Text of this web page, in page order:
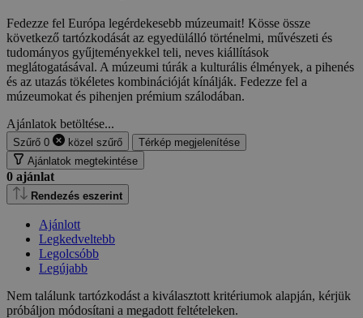
Fedezze fel Európa legérdekesebb múzeumait! Kösse össze
következő tartózkodását az egyedülálló történelmi, művészeti és
tudományos gyűjteményekkel teli, neves kiállítások
meglátogatásával. A múzeumi túrák a kulturális élmények, a pihenés
és az utazás tökéletes kombinációját kínálják. Fedezze fel a
múzeumokat és pihenjen prémium szálodában.
Ajánlatok betöltése...
Szűrő 0 közel szűrő
Térkép megjelenítése
Ajánlatok megtekintése
0 ajánlat
Rendezés eszerint
Ajánlott
Legkedveltebb
Legolcsóbb
Legújabb
Nem találunk tartózkodást a kiválasztott kritériumok alapján, kérjük
próbáljon módosítani a megadott feltételeken.